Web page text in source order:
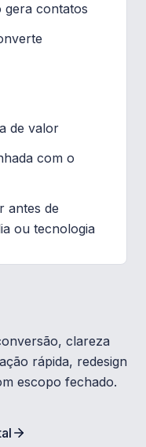
gera contatos
de valor
com o
antes de
ou tecnologia
clareza
rápida, redesign
escopo fechado.